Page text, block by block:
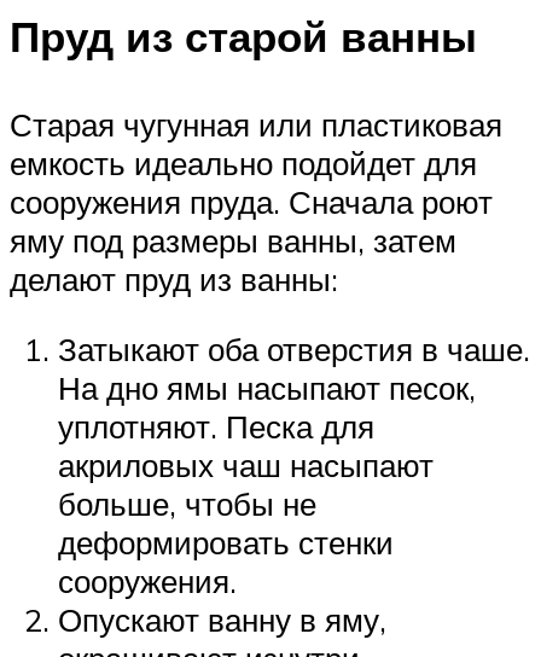
Пруд из старой ванны
Старая чугунная или пластиковая
емкость идеально подойдет для
сооружения пруда. Сначала роют
яму под размеры ванны, затем
делают пруд из ванны:
Затыкают оба отверстия в чаше.
На дно ямы насыпают песок,
уплотняют. Песка для
акриловых чаш насыпают
больше, чтобы не
деформировать стенки
сооружения.
Опускают ванну в яму,